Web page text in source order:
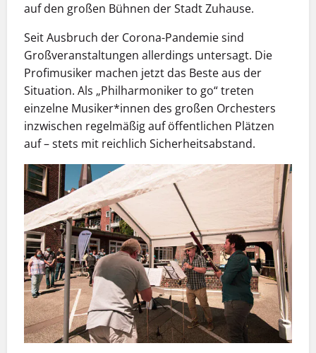
auf den großen Bühnen der Stadt Zuhause.
Seit Ausbruch der Corona-Pandemie sind
Großveranstaltungen allerdings untersagt. Die
Profimusiker machen jetzt das Beste aus der
Situation. Als „Philharmoniker to go“ treten
einzelne Musiker*innen des großen Orchesters
inzwischen regelmäßig auf öffentlichen Plätzen
auf – stets mit reichlich Sicherheitsabstand.